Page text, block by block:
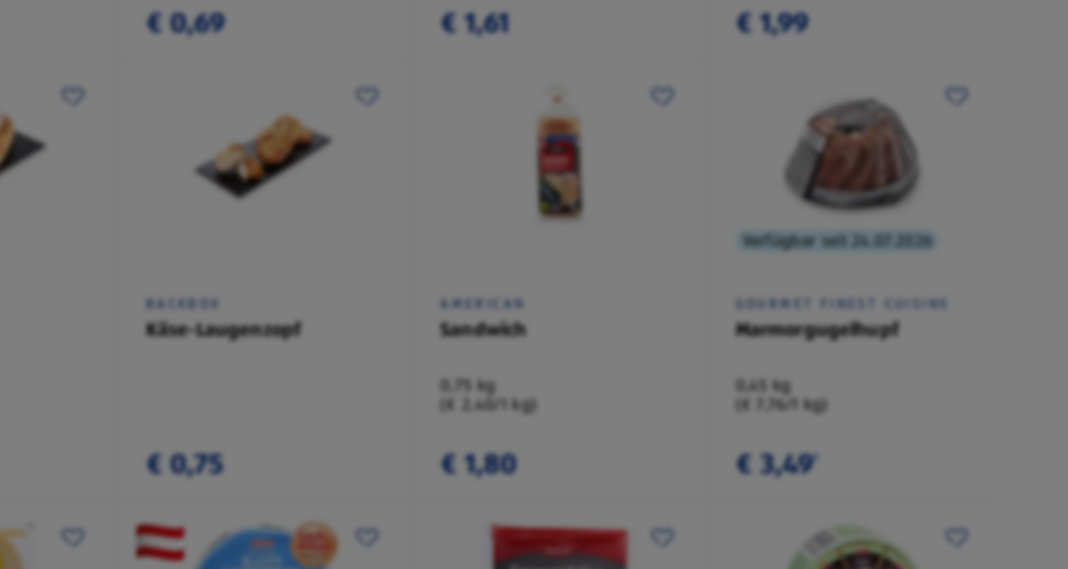
€ 0,69 € 1,61 € 1,99
BACKBOX
Käse-Laugenzopf
€ 0,75
AMERICAN
Sandwich
0,75 kg
(€ 2,40/1 kg)
€ 1,80
Verfügbar seit 24.07.2026
GOURMET FINEST CUISINE
Marmorgugelhupf
0,45 kg
(€ 7,76/1 kg)
€ 3,49¹